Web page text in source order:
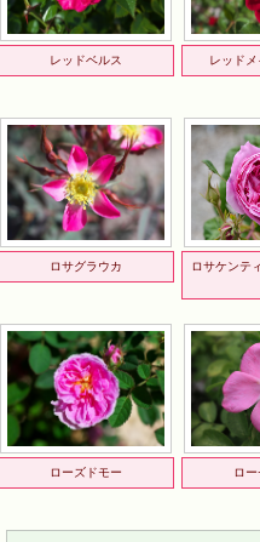
レッドベルス レッド
ロサグラウカ ロサケンテ
ローズドモー ロ